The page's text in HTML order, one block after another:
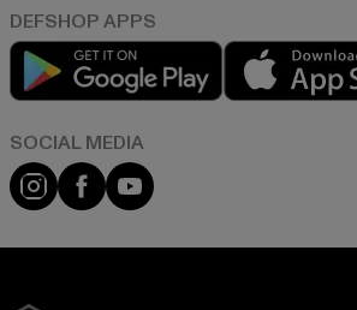
Play market
Instagram
FacebookYouTube